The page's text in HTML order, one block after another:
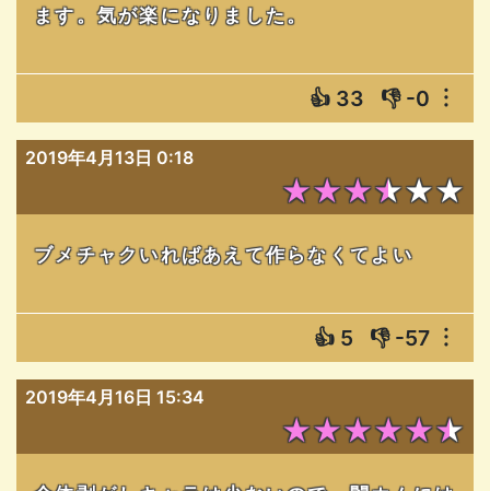
ます。気が楽になりました。
👍 33 👎 -0 ︙
2019年4月13日 0:18
★★★★★★
ブメチャクいればあえて作らなくてよい
👍 5 👎 -57 ︙
2019年4月16日 15:34
★★★★★★